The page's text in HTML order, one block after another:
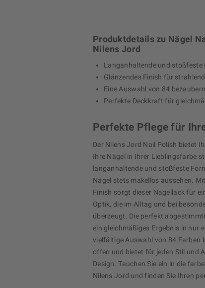
Produktdetails zu Nägel
Nilens Jord
Langanhaltende und stoßfeste
Glänzendes Finish für
Eine Auswahl von 84
Perfekte Deckkraft für
Perfekte Pflege für
Der Nilens Jord Nail Polish bietet
Ihre Nägel in Ihrer Lieblingsfarbe
langanhaltende und stoßfeste
Nägel stets makellos aussehen.
Finish sorgt dieser Nagellack für
Optik, die im Alltag und bei
überzeugt. Die perfekt
ein gleichmäßiges Ergebnis in nur
vielfältige Auswahl von 84 Farben
offen und bietet für jeden Stil und
Design. Tauchen Sie ein in die
Nilens Jord und finden Sie Ihren